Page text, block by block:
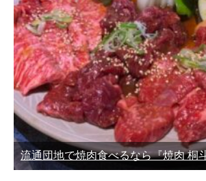
流通団地で焼肉食べるなら『焼肉 桐斗